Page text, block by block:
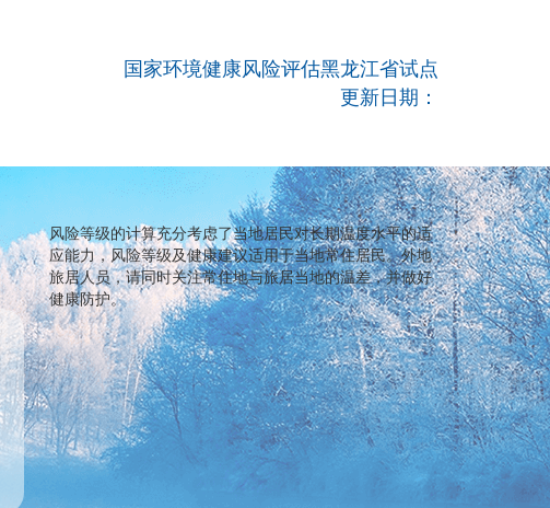
国家环境健康风险评估黑龙江省试点
更新日期：
风险等级的计算充分考虑了当地居民对长期温度水平的适
应能力，风险等级及健康建议适用于当地常住居民。外地
旅居人员，请同时关注常住地与旅居当地的温差，并做好
健康防护。